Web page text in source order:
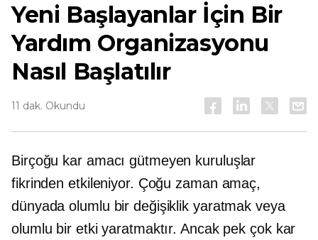
Yeni Başlayanlar İçin Bir
Yardım Organizasyonu
Nasıl Başlatılır
11 dak. Okundu
Birçoğu kar amacı gütmeyen kuruluşlar
fikrinden etkileniyor. Çoğu zaman amaç,
dünyada olumlu bir değişiklik yaratmak veya
olumlu bir etki yaratmaktır. Ancak pek çok kar